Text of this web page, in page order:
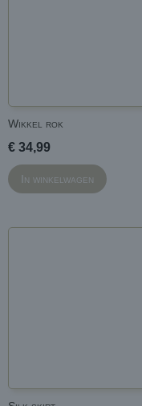
Wikkel rok
€ 34,99
In winkelwagen